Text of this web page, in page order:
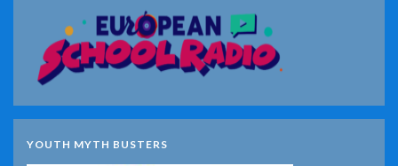
YOUTH MYTH BUSTERS